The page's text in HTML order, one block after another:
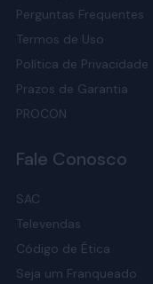
Perguntas Frequentes
Termos de Uso
Política de Privacidade
Prazos de Garantia
PROCON
Fale Conosco
SAC
Televendas
Código de Ética
Seja um Franqueado